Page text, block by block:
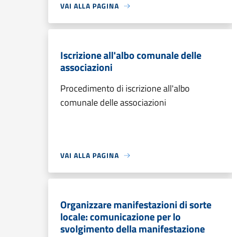
VAI ALLA PAGINA
Iscrizione all'albo comunale delle
associazioni
Procedimento di iscrizione all'albo
comunale delle associazioni
VAI ALLA PAGINA
Organizzare manifestazioni di sorte
locale: comunicazione per lo
svolgimento della manifestazione